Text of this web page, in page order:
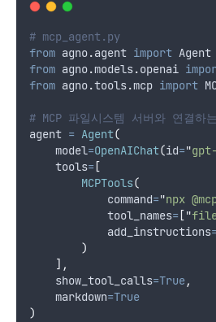
# mcp_agent.py
from agno.agent import Agent
from agno.models.openai
from agno.tools.mcp import
# MCP 파일시스템 서버와 연결하
agent = Agent(
model=OpenAIChat(id="
tools= [
MCPTools(
command="npx
tool_names= ["
add_instructions
)
],
show_tool_calls=True,
markdown=True
)